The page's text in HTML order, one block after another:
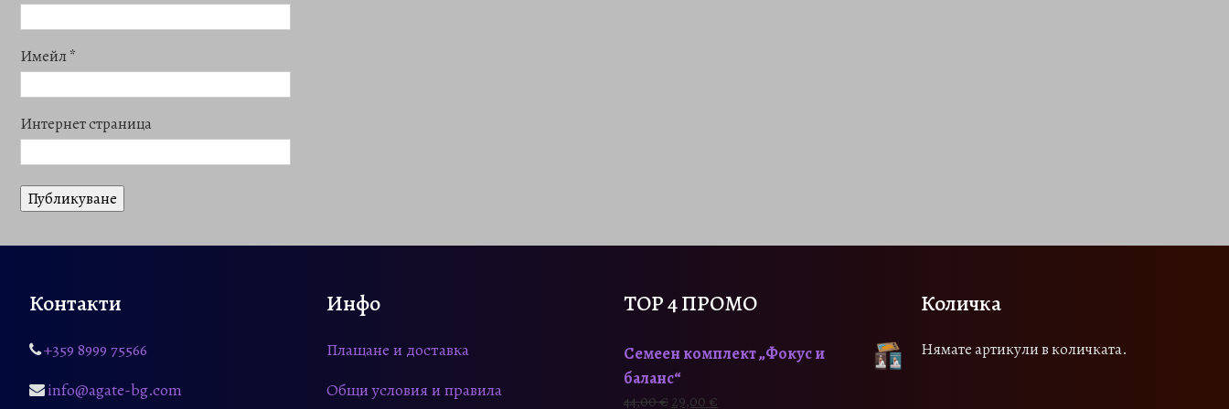
Имейл*
Интернет страница
Контакти
+359 8999 75566
info@agate-bg.com
Инфо
Плащане и доставка
Общи условия и правила
TOP 4 ПРОМО
Семеен комплект „Фокус и
баланс“
44,00€O
29,00 €
Количка
Нямате артикули в количката.